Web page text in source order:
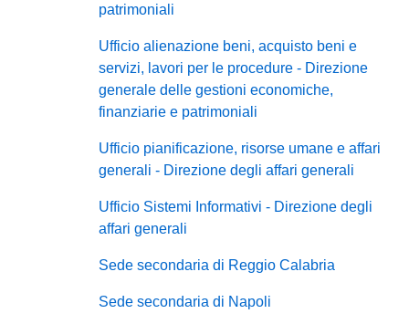
patrimoniali
Ufficio alienazione beni, acquisto beni e
servizi, lavori per le procedure - Direzione
generale delle gestioni economiche,
finanziarie e patrimoniali
Ufficio pianificazione, risorse umane e affari
generali - Direzione degli affari generali
Ufficio Sistemi Informativi - Direzione degli
affari generali
Sede secondaria di Reggio Calabria
Sede secondaria di Napoli